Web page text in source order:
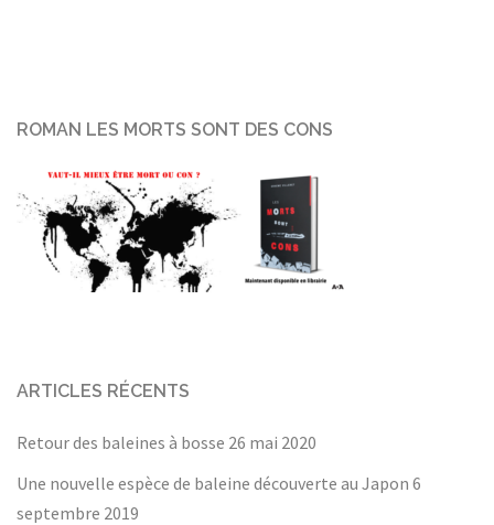
ROMAN LES MORTS SONT DES CONS
ARTICLES RÉCENTS
Retour des baleines à bosse 26 mai 2020
Une nouvelle espèce de baleine découverte au Japon 6
septembre 2019